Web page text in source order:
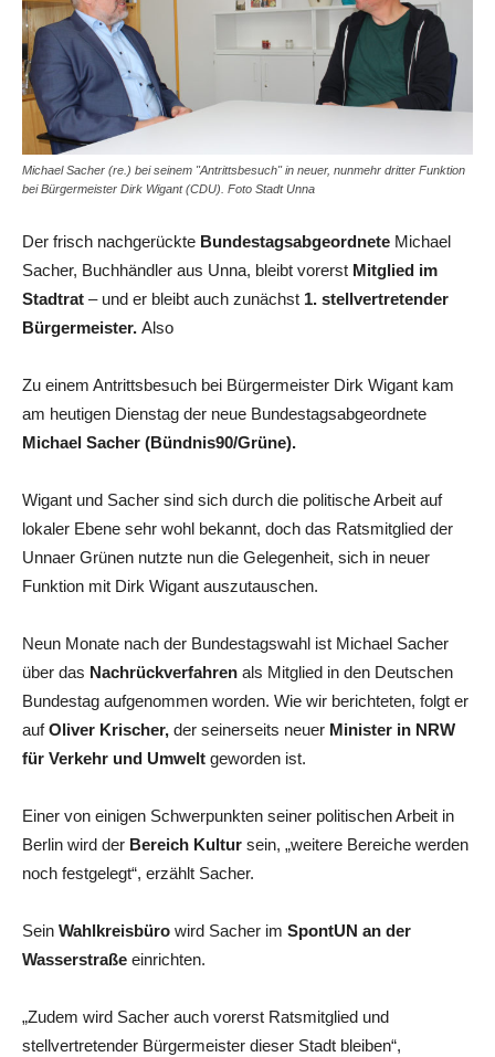
Michael Sacher (re.) bei seinem "Antrittsbesuch" in neuer, nunmehr dritter Funktion
bei Bürgermeister Dirk Wigant (CDU). Foto Stadt Unna
Der frisch nachgerückte Bundestagsabgeordnete Michael
Sacher, Buchhändler aus Unna, bleibt vorerst Mitglied im
Stadtrat – und er bleibt auch zunächst 1. stellvertretender
Bürgermeister. Also
Zu einem Antrittsbesuch bei Bürgermeister Dirk Wigant kam
am heutigen Dienstag der neue Bundestagsabgeordnete
Michael Sacher (Bündnis90/Grüne).
Wigant und Sacher sind sich durch die politische Arbeit auf
lokaler Ebene sehr wohl bekannt, doch das Ratsmitglied der
Unnaer Grünen nutzte nun die Gelegenheit, sich in neuer
Funktion mit Dirk Wigant auszutauschen.
Neun Monate nach der Bundestagswahl ist Michael Sacher
über das Nachrückverfahren als Mitglied in den Deutschen
Bundestag aufgenommen worden. Wie wir berichteten, folgt er
aufOliver Krischer, der seinerseits neuer Minister in NRW
für Verkehr und Umwelt geworden ist.
Einer von einigen Schwerpunkten seiner politischen Arbeit in
Berlin wird der Bereich Kultur sein, „weitere Bereiche werden
noch festgelegt“, erzählt Sacher.
Sein Wahlkreisbüro wird Sacher im SpontUN an der
Wasserstraße einrichten.
„Zudem wird Sacher auch vorerst Ratsmitglied und
stellvertretender Bürgermeister dieser Stadt bleiben“,